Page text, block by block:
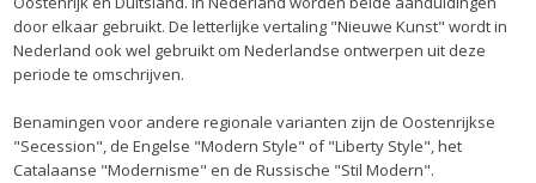
door elkaar gebruikt. De letterlijke vertaling "Nieuwe Kunst" wordt in
Nederland ook wel gebruikt om Nederlandse ontwerpen uit deze
periode te omschrijven.
Benamingen voor andere regionale varianten zijn de Oostenrijkse
"Secession", de Engelse "Modern Style" of "Liberty Style", het
Catalaanse "Modernisme" en de Russische "Stil Modern".